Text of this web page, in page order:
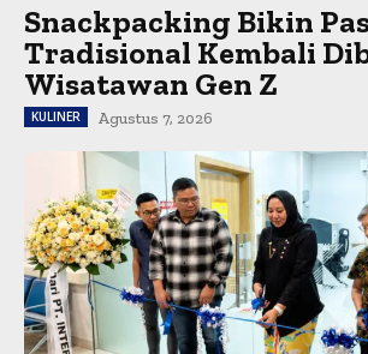
Snackpacking Bikin
Tradisional Kembali
Wisatawan Gen Z
KULINER Agustus 7, 2026